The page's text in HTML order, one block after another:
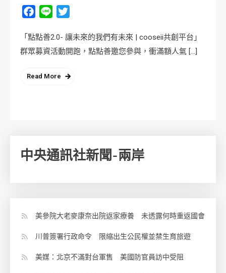
Facebook
Line
「點點善2.0- 讓未來的我們有未來 | cooseii共創平台」
群眾募資活動開跑，點點善邀您參與，衝滿額人氣 […]
Read More
中央通訊社新聞-兩岸
美參院大老麥康奈出院返家療養 未透露何時重返國會
川普簽署行政命令 限縮出生公民權並禁生育旅遊
美媒：北京不滿對台軍售 美國防官員訪中受阻